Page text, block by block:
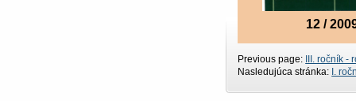
12 /
Previous page: III. ročník -
Nasledujúca stránka: I.